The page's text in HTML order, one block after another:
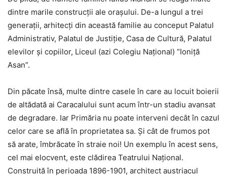
dintre marile construcţii ale oraşului. De-a lungul a trei
generaţii, arhitecţi din această familie au conceput Palatul
Administrativ, Palatul de Justiţie, Casa de Cultură, Palatul
elevilor şi copiilor, Liceul (azi Colegiu Naţional) “Ioniţă
Asan”.
Din păcate însă, multe dintre casele în care au locuit boierii
de altădată ai Caracalului sunt acum într-un stadiu avansat
de degradare. Iar Primăria nu poate interveni decât în cazul
celor care se află în proprietatea sa. Şi cât de frumos pot
să arate, îmbrăcate în straie noi! Un exemplu în acest sens,
cel mai elocvent, este clădirea Teatrului Naţional.
Construită în perioada 1896-1901, architect austriacul